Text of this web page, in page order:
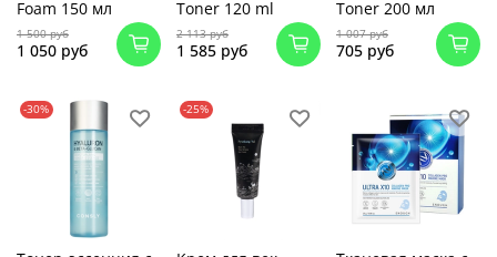
Foam 150 мл
1 500 руб
1 050 руб
Toner 120 ml
2 113 руб
1 585 руб
Toner 200 мл
1 007 руб
705 руб
-30% -25%